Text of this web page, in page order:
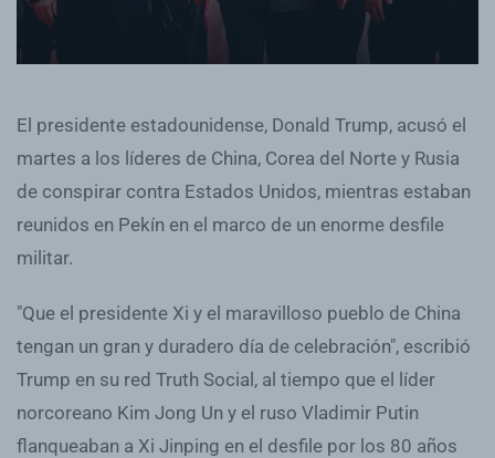
El presidente estadounidense, Donald Trump, acusó el
martes a los líderes de China, Corea del Norte y Rusia
de conspirar contra Estados Unidos, mientras estaban
reunidos en Pekín en el marco de un enorme desfile
militar.
"Que el presidente Xi y el maravilloso pueblo de China
tengan un gran y duradero día de celebración", escribió
Trump en su red Truth Social, al tiempo que el líder
norcoreano Kim Jong Un y el ruso Vladimir Putin
flanqueaban a Xi Jinping en el desfile por los 80 años